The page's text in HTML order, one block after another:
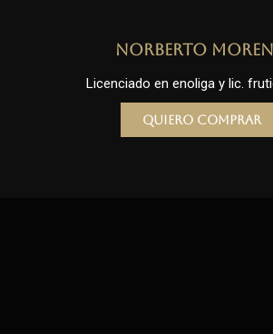
Norberto
Licenciado en enoliga y lic.
Quiero comprar